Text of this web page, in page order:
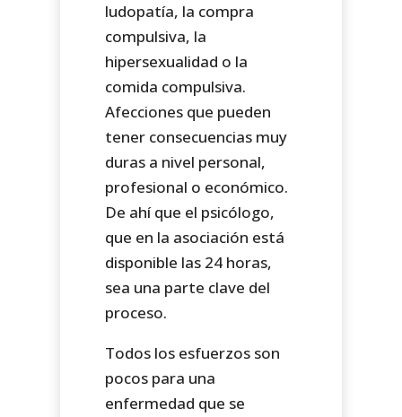
ludopatía, la compra
compulsiva, la
hipersexualidad o la
comida compulsiva.
Afecciones que pueden
tener consecuencias muy
duras a nivel personal,
profesional o económico.
De ahí que el psicólogo,
que en la asociación está
disponible las 24 horas,
sea una parte clave del
proceso.
Todos los esfuerzos son
pocos para una
enfermedad que se